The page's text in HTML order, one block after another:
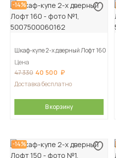
-14%
Шкаф-купе 2-х дверный Лофт 160
Цена
47 330 40 500
Доставка бесплатно
В корзину
-14%